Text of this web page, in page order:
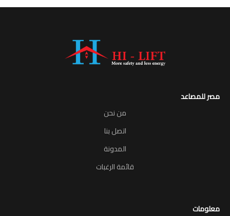
مصر للمصاعد
من نحن
اتصل بنا
المدونة
قائمة الرغبات
معلومات